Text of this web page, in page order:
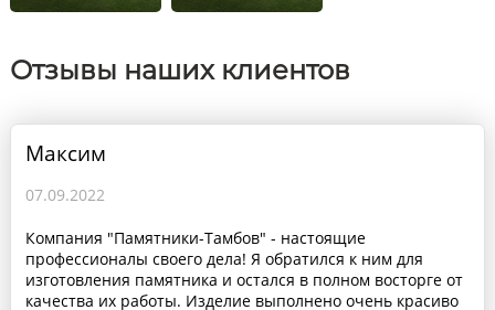
Отзывы наших клиентов
Максим
07.09.2022
Компания "Памятники-Тамбов" - настоящие
профессионалы своего дела! Я обратился к ним для
изготовления памятника и остался в полном восторге от
качества их работы. Изделие выполнено очень красиво